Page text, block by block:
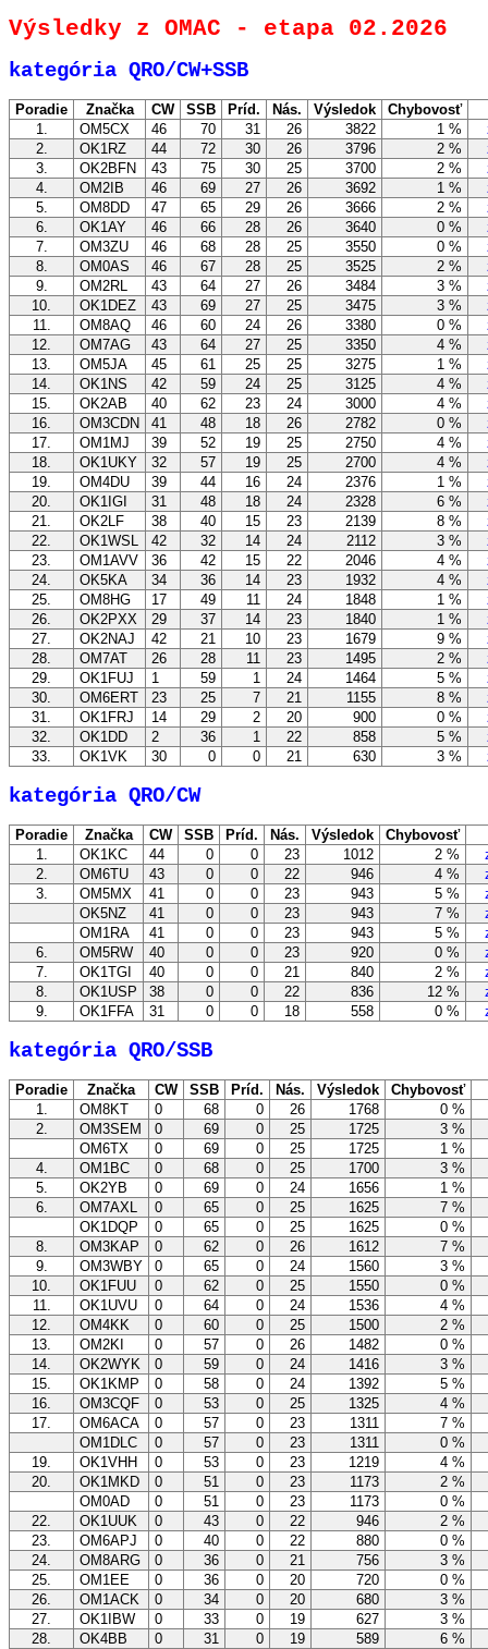
Výsledky z OMAC - etapa 02.2026
kategória QRO/CW+SSB
Poradie Značka CW SSB Príd. Nás. Výsledok
Chybovosť
1.
OM5CX 46 70 31 26 3822 1 %
2.
OK1RZ 44 72 30 26 3796 2 %
3.
OK2BFN 43 75 30 25 3700 2 %
4.
OM2IB 46 69 27 26 3692 1 %
5.
OM8DD 47 65 29 26 3666 2 %
6.
OK1AY 46 66 28 26 3640 0 %
7.
OM3ZU 46 68 28 25 3550 0 %
8.
OM0AS 46 67 28 25 3525 2 %
9.
OM2RL 43 64 27 26 3484 3 %
10.
OK1DEZ 43 69 27 25 3475 3 %
11.
OM8AQ 46 60 24 26 3380 0 %
12.
OM7AG 43 64 27 25 3350 4 %
13.
OM5JA 45 61 25 25 3275 1 %
14.
OK1NS 42 59 24 25 3125 4 %
15.
OK2AB 40 62 23 24 3000 4 %
16.
OM3CDN 41 48 18 26 2782 0 %
17.
OM1MJ 39 52 19 25 2750 4 %
18.
OK1UKY 32 57 19 25 2700 4 %
19.
OM4DU 39 44 16 24 2376 1 %
20.
OK1IGI 31 48 18 24 2328 6 %
21.
OK2LF 38 40 15 23 2139 8 %
22.
OK1WSL 42 32 14 24 2112 3 %
23.
OM1AVV 36 42 15 22 2046 4 %
24.
OK5KA 34 36 14 23 1932 4 %
25.
OM8HG 17 49 11 24 1848 1 %
26.
OK2PXX 29 37 14 23 1840 1 %
27.
OK2NAJ 42 21 10 23 1679 9 %
28.
OM7AT 26 28 11 23 1495 2 %
29.
OK1FUJ 1 59 1 24 1464 5 %
30.
OM6ERT 23 25 7 21 1155 8 %
31.
OK1FRJ 14 29 2 20 900 0 %
32.
OK1DD 2 36 1 22 858 5 %
33.
OK1VK 30 0 0 21 630 3 %
kategória QRO/CW
Poradie Značka CW SSB Príd. Nás. Výsledok
Chybovosť
1.
OK1KC 44 0 0 23 1012 2 %
2.
OM6TU 43 0 0 22 946 4 %
3.
OM5MX 41 0 0 23 943 5 %
OK5NZ
41 0 0 23 943 7 %
OM1RA
41 0 0 23 943 5 %
6.
OM5RW 40 0 0 23 920 0 %
7.
OK1TGI 40 0 0 21 840 2 %
8.
OK1USP 38 0 0 22 836 12 %
9.
OK1FFA 31 0 0 18 558 0 %
kategória QRO/SSB
Poradie Značka CW SSB Príd. Nás. Výsledok
Chybovosť
1.
OM8KT 0 68 0 26 1768 0 %
2.
OM3SEM 0 69 0 25 1725 3 %
OM6TX
0 69 0 25 1725 1 %
4.
OM1BC 0 68 0 25 1700 3 %
5.
OK2YB 0 69 0 24 1656 1 %
6.
OM7AXL 0 65 0 25 1625 7 %
OK1DQP
0 65 0 25 1625 0 %
8.
OM3KAP 0 62 0 26 1612 7 %
9.
OM3WBY 0 65 0 24 1560 3 %
10.
OK1FUU 0 62 0 25 1550 0 %
11.
OK1UVU 0 64 0 24 1536 4 %
12.
OM4KK 0 60 0 25 1500 2 %
13.
OM2KI 0 57 0 26 1482 0 %
14.
OK2WYK 0 59 0 24 1416 3 %
15.
OK1KMP 0 58 0 24 1392 5 %
16.
OM3CQF 0 53 0 25 1325 4 %
17.
OM6ACA 0 57 0 23 1311 7 %
OM1DLC
0 57 0 23 1311 0 %
19.
OK1VHH 0 53 0 23 1219 4 %
20.
OK1MKD 0 51 0 23 1173 2 %
OM0AD
0 51 0 23 1173 0 %
22.
OK1UUK 0 43 0 22 946 2 %
23.
OM6APJ 0 40 0 22 880 0 %
24.
OM8ARG 0 36 0 21 756 3 %
25.
OM1EE 0 36 0 20 720 0 %
26.
OM1ACK 0 34 0 20 680 3 %
27.
OK1IBW 0 33 0 19 627 3 %
28.
OK4BB 0 31 0 19 589 6 %